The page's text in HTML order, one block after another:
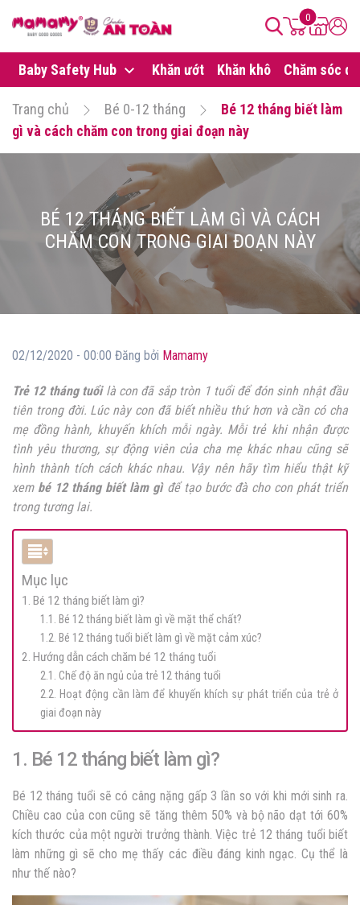
0
Baby Safety Hub Khăn ướt Khăn khô Chăm sóc da
Trang chủ Bé 0-12 tháng
Bé 12 tháng biết làm
gì và cách chăm con trong giai đoạn này
BÉ 12 THÁNG BIẾT LÀM GÌ VÀ CÁCH
CHĂM CON TRONG GIAI ĐOẠN NÀY
02/12/2020 - 00:00 Đăng bởi Mamamy
Trẻ 12 tháng tuổi là con đã sắp tròn 1 tuổi để đón sinh nhật đầu
tiên trong đời. Lúc này con đã biết nhiều thứ hơn và cần có cha
mẹ đồng hành, khuyến khích mỗi ngày. Mỗi trẻ khi nhận được
tình yêu thương, sự động viên của cha mẹ khác nhau cũng sẽ
hình thành tích cách khác nhau. Vậy nên hãy tìm hiểu thật kỹ
xem bé 12 tháng biết làm gì để tạo bước đà cho con phát triển
trong tương lai.
Mục lục
1. Bé 12 tháng biết làm gì?
1.1. Bé 12 tháng biết làm gì về mặt thể chất?
1.2. Bé 12 tháng tuổi biết làm gì về mặt cảm xúc?
2. Hướng dẫn cách chăm bé 12 tháng tuổi
2.1. Chế độ ăn ngủ của trẻ 12 tháng tuổi
2.2. Hoạt động cần làm để khuyến khích sự phát triển của trẻ ở
giai đoạn này
1. Bé 12 tháng biết làm gì?
Bé 12 tháng tuổi sẽ có câng nặng gấp 3 lần so với khi mới sinh ra.
Chiều cao của con cũng sẽ tăng thêm 50% và bộ não dạt tới 60%
kích thước của một người trưởng thành. Việc trẻ 12 tháng tuổi biết
làm những gì sẽ cho mẹ thấy các điều đáng kinh ngạc. Cụ thể là
như thế nào?